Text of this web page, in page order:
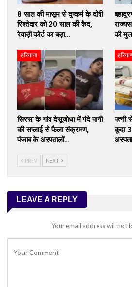
8 साल की मासूम से दुष्कर्म के दोषी
रिश्तेदार को 20 साल की कैद,
रेवाड़ी कोर्ट का बड़ा…
की
हरियाणा
सिरसा के गांव देसूजोधा में गंदे पानी
की सप्लाई से फैला संक्रमण,
पंजाब के अस्पतालों…
पत्नी
कूदा 3
PREV NEXT
LEAVE A REPLY
Your email address will not